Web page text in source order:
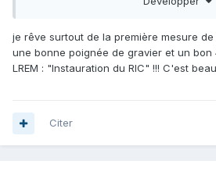
je rêve surtout de la première mesure
une bonne poignée de gravier et un
LREM : "Instauration du RIC" !!! C'est
Citer